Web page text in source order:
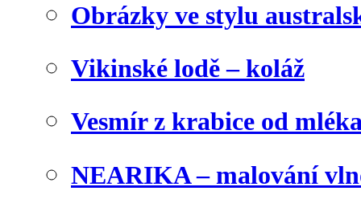
Obrázky ve stylu
Vikinské lodě – koláž
Vesmír z krabice od
NEARIKA – malování